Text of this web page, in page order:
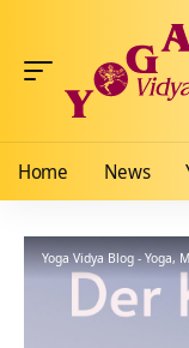
Home News
Yoga Vidya Blog - Yoga,